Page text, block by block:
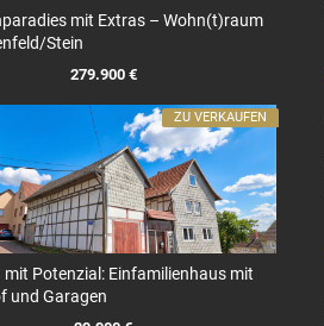
mit Extras – Wohn(t)raum
Stein
279.900 €
mit Potenzial: Einfamilienhaus mit
und Garagen
ZU VERKAUFEN